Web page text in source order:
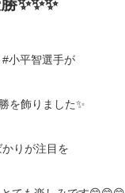
小平智選手が
を飾りました✨
りが注目を